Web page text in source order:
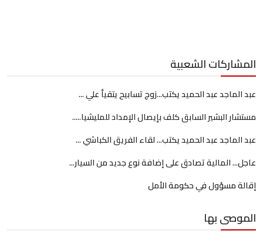
المشاركات الشعبية
عبد الماجد عبد الحميد يكتب...زوج تسابيح يتقيأ علي ...
مستشار البشير السابق كلف بإيصال الإمداد للمليشيا.....
عبد الماجد عبد الحميد يكتب... لقاء الفريق الكباشي ...
عاجل... المالية تصادق على إضافة نوع جديد من السيار...
إقالة مسؤول في حكومة الأمل
الموصى بها